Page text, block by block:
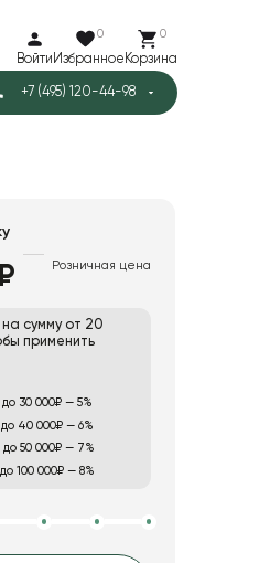
Войти
0
Избранное
0
Корзина
+7 (495) 120-44-98
Розничная цена
сумму от 20
применить
30 000₽ — 5%
40 000₽ — 6%
50 000₽ — 7%
100 000₽ — 8%